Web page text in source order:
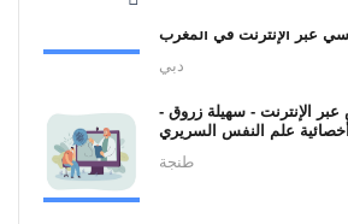
عبر الإنترنت في المغرب
دبي
الإنترنت - سهيلة زروق -
أخصائية علم النفس السريري
طنجة